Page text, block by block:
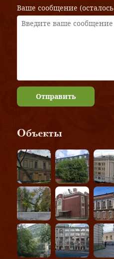
Ваше сообщение (осталось
Отправить
Объекты